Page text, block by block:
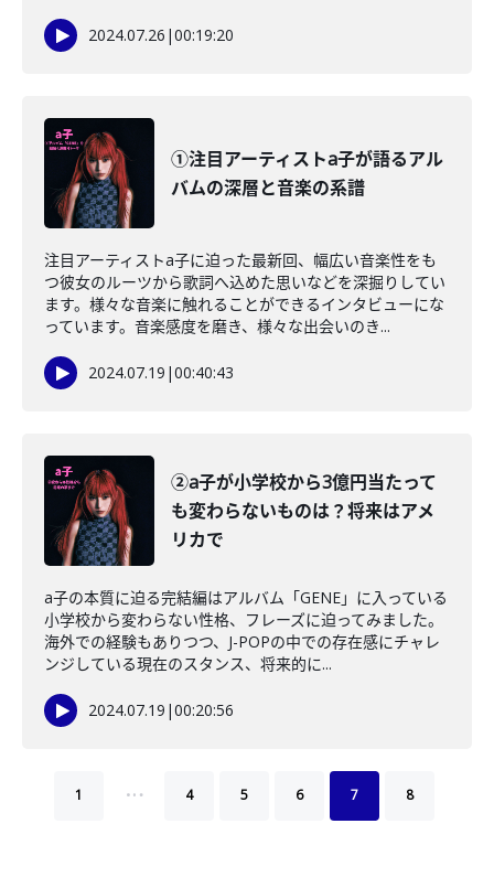
2024.07.26 |00:19:20
①注目アーティストa子が語るアル
バムの深層と音楽の系譜
注目アーティストa子に迫った最新回、幅広い音楽性をも
つ彼女のルーツから歌詞へ込めた思いなどを深掘りしてい
ます。様々な音楽に触れることができるインタビューにな
っています。音楽感度を磨き、様々な出会いのき...
2024.07.19 |00:40:43
②a子が小学校から3億円当たって
も変わらないものは？将来はアメ
リカで
a子の本質に迫る完結編はアルバム「GENE」に入っている
小学校から変わらない性格、フレーズに迫ってみました。
海外での経験もありつつ、J-POPの中での存在感にチャレ
ンジしている現在のスタンス、将来的に...
2024.07.19 |00:20:56
1 … 4 5 6 7 8